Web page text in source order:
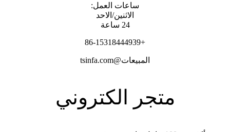
ساعات العمل:
الاثنين/الاحد
24 ساعة
المبيعات@tsinfa.com
متجر الكتروني